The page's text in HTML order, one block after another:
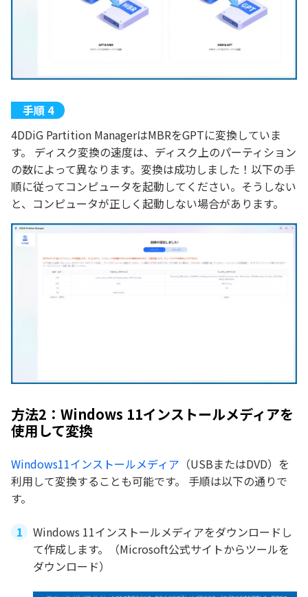
4DDiG Partition ManagerはMBRをGPTに変換していま
す。 ディスク変換の速度は、ディスク上のパーティション
の数によって異なります。変換は成功しました！以下の手
順に従ってコンピュータを起動してください。そうしない
と、コンピュータが正しく起動しない場合があります。
方法2：Windows 11インストールメディアを
使用して変換
Windows11インストールメディア （USBまたはDVD）を
利用して変換することも可能です。 手順は以下の通りで
す。
Windows 11インストールメディアをダウンロードし
て作成します。（Microsoft公式サイトからツールを
ダウンロード）